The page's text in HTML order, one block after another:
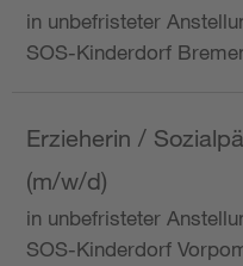
in unbefristeter
SOS-Kinderdorf
Erzieherin /
(m/w/d)
in unbefristeter
SOS-Kinderdorf